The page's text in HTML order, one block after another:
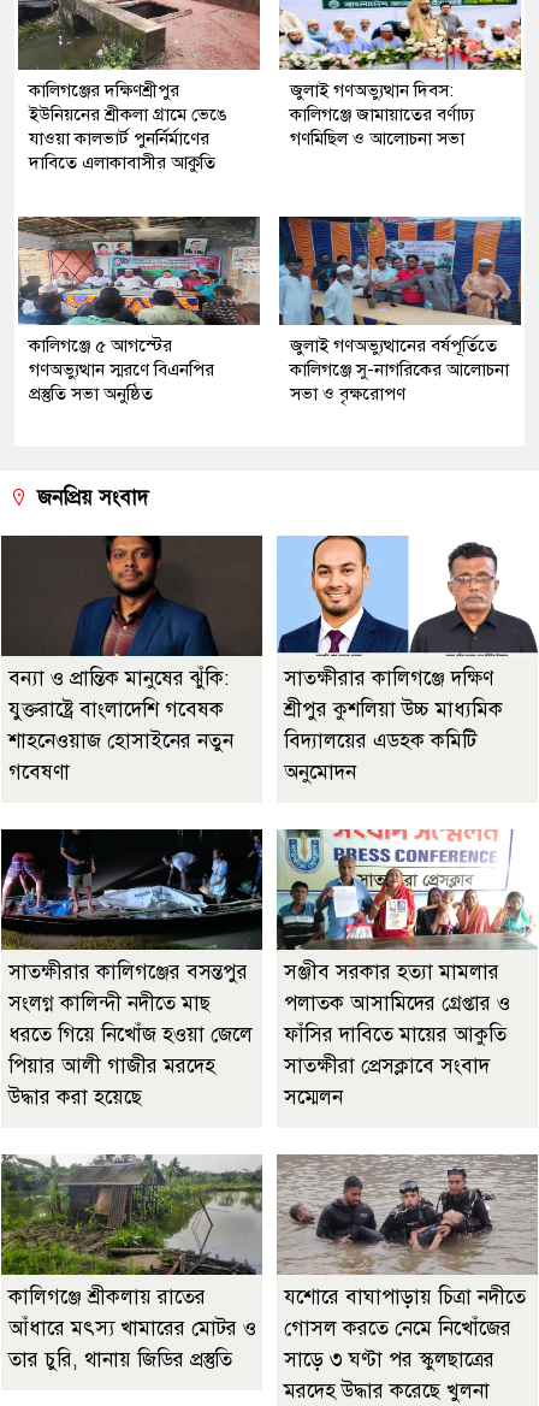
কালিগঞ্জের দক্ষিণশ্রীপুর
ইউ‌নিয়‌নের শ্রীকলা গ্রা‌মে ভেঙে
যাওয়া কালভার্ট পুনর্নির্মাণের
দাবিতে এলাকাবাসীর আকুতি
জুলাই গণঅভ্যুত্থান দিবস:
কালিগঞ্জে জামায়াতের বর্ণাঢ্য
গণমিছিল ও আলোচনা সভা
কালিগঞ্জে ৫ আগস্টের
গণঅভ্যুত্থান স্মরণে বিএনপির
প্রস্তুতি সভা অনুষ্ঠিত
জুলাই গণঅভ্যুত্থানের বর্ষপূর্তিতে
কালিগঞ্জে সু-নাগরিকের আলোচনা
সভা ও বৃক্ষরোপণ
জনপ্রিয় সংবাদ
বন্যা ও প্রান্তিক মানুষের ঝুঁকি:
যুক্তরাষ্ট্রে বাংলাদেশি গবেষক
শাহনেওয়াজ হোসাইনের নতুন
গবেষণা
সাতক্ষীরার কালিগঞ্জে দক্ষিণ
শ্রীপুর কুশলিয়া উচ্চ মাধ্যমিক
বিদ্যালয়ের এডহক কমিটি
অনুমোদন
সাতক্ষীরার কালিগঞ্জের বসন্তপুর
সংলগ্ন কালিন্দী নদীতে মাছ
ধরতে গিয়ে নিখোঁজ হওয়া জেলে
পিয়ার আলী গাজীর মরদেহ
উদ্ধার করা হয়েছে
‎সঞ্জীব সরকার হত্যা মামলার
পলাতক আসামিদের গ্রেপ্তার ও
ফাঁসির দাবিতে মায়ের আকুতি
সাতক্ষীরা প্রেসক্লাবে সংবাদ
সম্মেলন
কালিগঞ্জে শ্রীকলায় রাতের
আঁধারে মৎস্য খামারের মোটর ও
তার চুরি, থানায় জিডির প্রস্তুতি
যশোরে বাঘাপাড়ায় চিত্রা নদীতে
গোসল করতে নেমে নিখোঁজের
সাড়ে ৩ ঘণ্টা পর স্কুলছাত্রের
মরদেহ উদ্ধার করেছে খুলনা